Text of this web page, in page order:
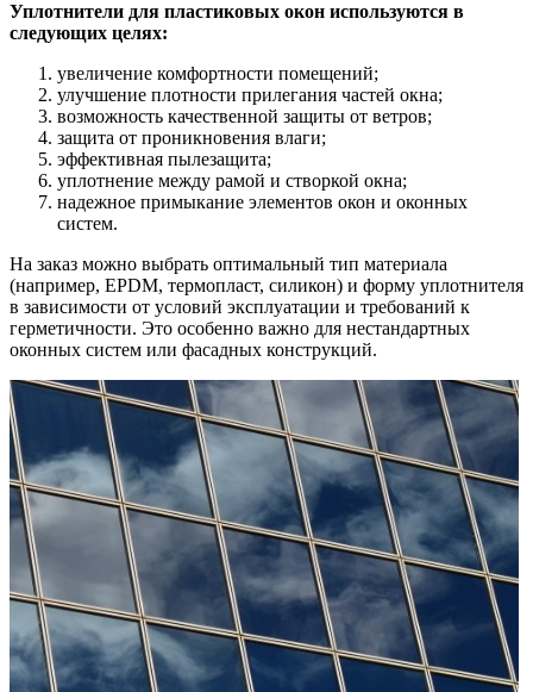
Уплотнители для пластиковых окон используются в
следующих целях:
увеличение комфортности помещений;
улучшение плотности прилегания частей окна;
возможность качественной защиты от ветров;
защита от проникновения влаги;
эффективная пылезащита;
уплотнение между рамой и створкой окна;
надежное примыкание элементов окон и оконных
систем.
На заказ можно выбрать оптимальный тип материала
(например, EPDM, термопласт, силикон) и форму уплотнителя
в зависимости от условий эксплуатации и требований к
герметичности. Это особенно важно для нестандартных
оконных систем или фасадных конструкций.